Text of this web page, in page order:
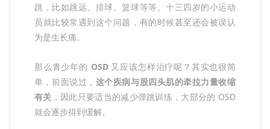
跳，比如跳远、排球、篮球等等。十三四岁的小运动
员就比较常遇到这个问题，有的时候甚至还会被误认
为是生长痛。
那么青少年的 OSD 又应该怎样治疗呢？其实也很简
单，前面说过， 这个疾病与股四头肌的牵拉力量收缩
有关 ，因此只要适当的减少弹跳训练，大部分的 OSD
就会逐步得到缓解。